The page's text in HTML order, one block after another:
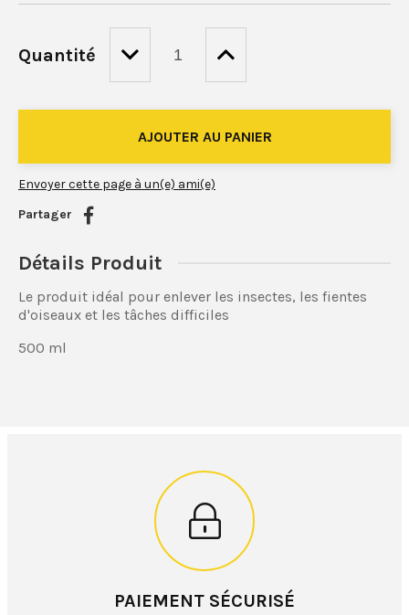
Quantité
Envoyer cette page à un(e) ami(e)
Partager
Détails Produit
Le produit idéal pour enlever les insectes, les fientes
d'oiseaux et les tâches difficiles
500 ml
PAIEMENT SÉCURISÉ